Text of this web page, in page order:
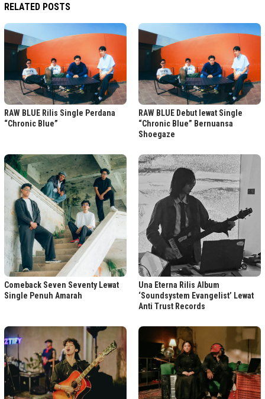
RELATED POSTS
RAW BLUE Rilis Single Perdana
“Chronic Blue”
RAW BLUE Debut lewat Single
“Chronic Blue” Bernuansa
Shoegaze
Comeback Seven Seventy Lewat
Single Penuh Amarah
Una Eterna Rilis Album
‘Soundsystem Evangelist’ Lewat
Anti Trust Records